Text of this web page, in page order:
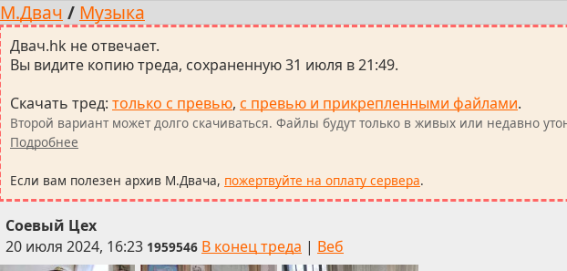
М.Двач / Музыка
Двач.hk не отвечает.
Вы видите копию треда, сохраненную 31 июля в 21:49.
Скачать тред: только с превью, с превью и прикрепленными файлами.
Второй вариант может долго скачиваться. Файлы будут только в живых или недавно
Подробнее
Если вам полезен архив М.Двача, пожертвуйте на оплату сервера.
Соевый Цех
20 июля 2024, 16:23 1959546 В конец треда | Веб